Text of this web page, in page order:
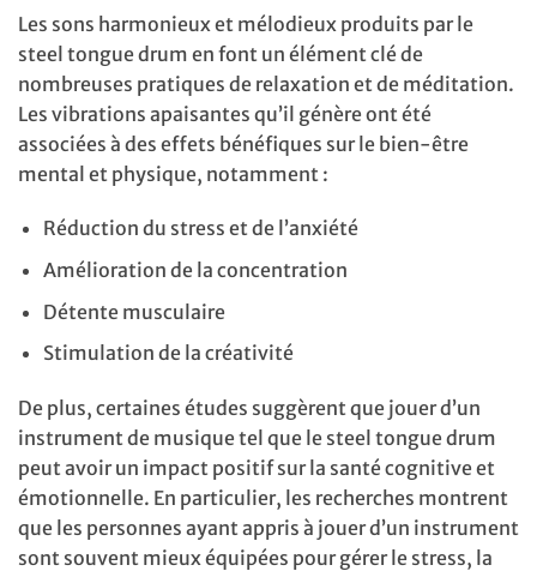
Les sons harmonieux et mélodieux produits par le
steel tongue drum en font un élément clé de
nombreuses pratiques de relaxation et de méditation.
Les vibrations apaisantes qu’il génère ont été
associées à des effets bénéfiques sur le bien-être
mental et physique, notamment :
Réduction du stress et de l’anxiété
Amélioration de la concentration
Détente musculaire
Stimulation de la créativité
De plus, certaines études suggèrent que jouer d’un
instrument de musique tel que le steel tongue drum
peut avoir un impact positif sur la santé cognitive et
émotionnelle. En particulier, les recherches montrent
que les personnes ayant appris à jouer d’un instrument
sont souvent mieux équipées pour gérer le stress, la